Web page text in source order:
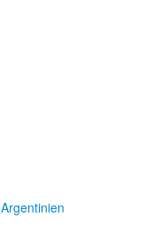
Argentinien